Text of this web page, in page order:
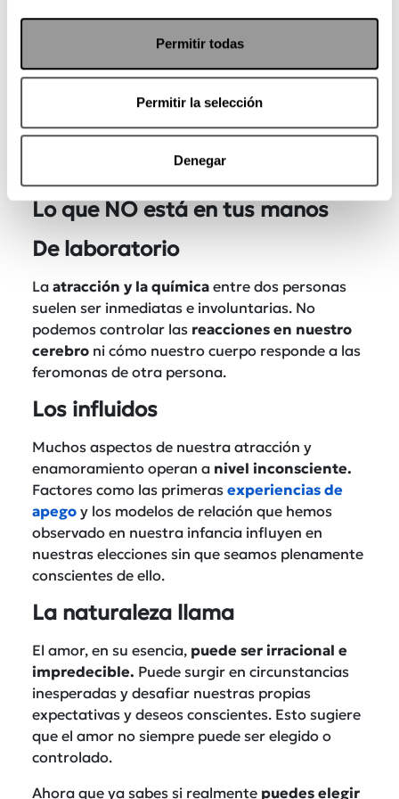
Permitir todas
Permitir la selección
Denegar
Mario Guerra ¡Descárgalo y firma ahora!
Lo que NO está en tus manos
De laboratorio
La atracción y la química entre dos personas
suelen ser inmediatas e involuntarias. No
podemos controlar las reacciones en nuestro
cerebro ni cómo nuestro cuerpo responde a las
feromonas de otra persona.
Los influidos
Muchos aspectos de nuestra atracción y
enamoramiento operan a nivel inconsciente.
Factores como las primeras experiencias de
apego y los modelos de relación que hemos
observado en nuestra infancia influyen en
nuestras elecciones sin que seamos plenamente
conscientes de ello.
La naturaleza llama
El amor, en su esencia, puede ser irracional e
impredecible. Puede surgir en circunstancias
inesperadas y desafiar nuestras propias
expectativas y deseos conscientes. Esto sugiere
que el amor no siempre puede ser elegido o
controlado.
Ahora que ya sabes si realmente puedes elegir